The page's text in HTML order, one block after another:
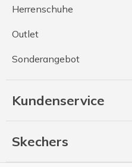
Herrenschuhe
Outlet
Sonderangebot
Kundenservice
Skechers